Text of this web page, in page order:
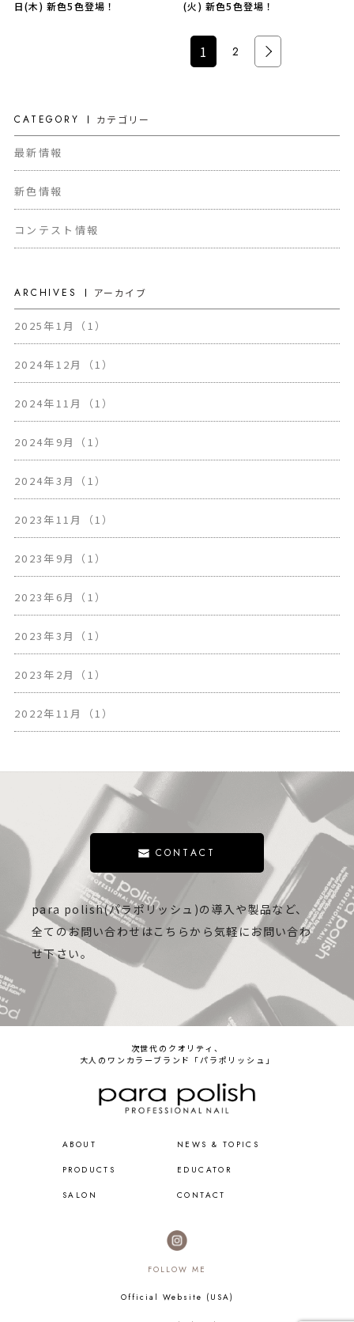
日(木) 新色5色登場！
(火) 新色5色登場！
1 2 >
CATEGORY カテゴリー
最新情報
新色情報
コンテスト情報
ARCHIVES アーカイブ
2025年1月（1）
2024年12月（1）
2024年11月（1）
2024年9月（1）
2024年3月（1）
2023年11月（1）
2023年9月（1）
2023年6月（1）
2023年3月（1）
2023年2月（1）
2022年11月（1）
CONTACT
para polish(パラポリッシュ)の導入や製品など、
全てのお問い合わせはこちらから気軽にお問い合わ
せ下さい。
次世代のクオリティ、
大人のワンカラーブランド「パラポリッシュ」
ABOUT NEWS & TOPICS
PRODUCTS EDUCATOR
SALON CONTACT
FOLLOW ME
Official Website (USA)